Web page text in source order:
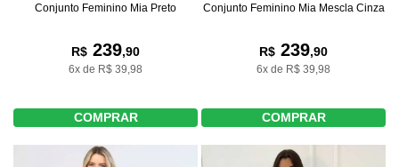
Conjunto Feminino Mia Preto
R$ 239,90
6x de R$ 39,98
COMPRAR
Conjunto Feminino Mia Mescla Cinza
R$ 239,90
6x de R$ 39,98
COMPRAR